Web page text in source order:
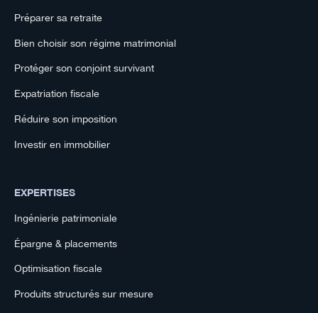
Préparer sa retraite
Bien choisir son régime matrimonial
Protéger son conjoint survivant
Expatriation fiscale
Réduire son imposition
Investir en immobilier
EXPERTISES
Ingénierie patrimoniale
Épargne & placements
Optimisation fiscale
Produits structurés sur mesure